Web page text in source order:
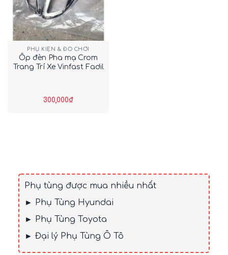
PHỤ KIỆN & ĐỒ CHƠI
Ốp đèn Pha mạ Crom
Trang Trí Xe Vinfast Fadil
300,000₫
Phụ tùng được mua nhiều nhất
► Phụ Tùng Hyundai
► Phụ Tùng Toyota
► Đại lý Phụ Tùng Ô Tô